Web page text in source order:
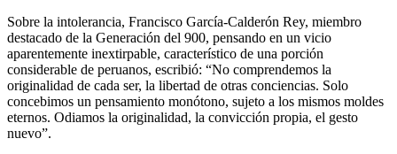
Sobre la intolerancia, Francisco García-Calderón Rey, miembro
destacado de la Generación del 900, pensando en un vicio
aparentemente inextirpable, característico de una porción
considerable de peruanos, escribió: “No comprendemos la
originalidad de cada ser, la libertad de otras conciencias. Solo
concebimos un pensamiento monótono, sujeto a los mismos moldes
eternos. Odiamos la originalidad, la convicción propia, el gesto
nuevo”.